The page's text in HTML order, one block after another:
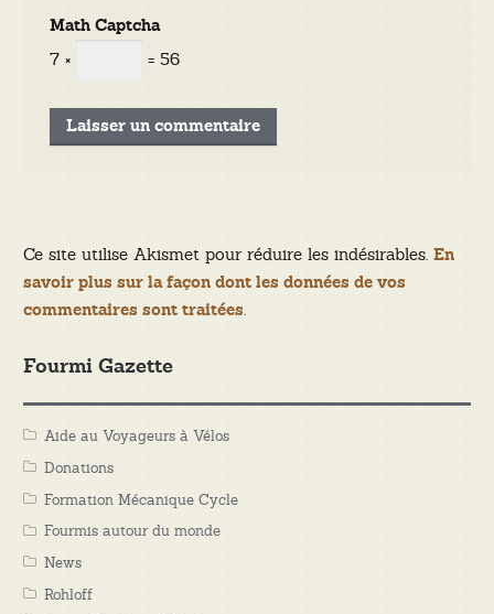
Math Captcha
7 ×
= 56
Ce site utilise Akismet pour réduire les indésirables. En
savoir plus sur la façon dont les données de vos
commentaires sont traitées.
Fourmi Gazette
Aide au Voyageurs à Vélos
Donations
Formation Mécanique Cycle
Fourmis autour du monde
News
Rohloff